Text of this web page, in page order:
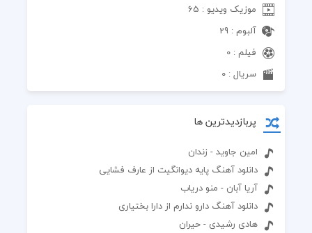
موزیک ویدیو : 65
آلبوم : 29
فیلم : 0
سریال : 0
پربازدیدترین ها
امین جاوید - زندان
دانلود آهنگ پایه دیوانگیت از عارف فشایی
آریا آبان - منو دریاب
دانلود آهنگ دارو ندارم از دارا بختیاری
هادی رشیدی - حیران